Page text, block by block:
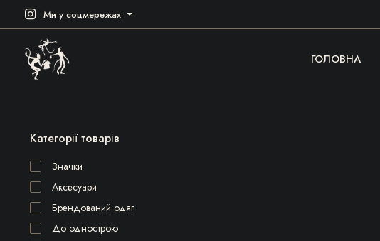
Ми у соцмережах
ГОЛОВНА
Категорії товарів
Значки
Аксесуари
Брендований одяг
До однострою